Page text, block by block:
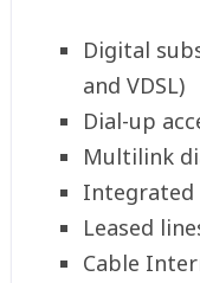
Digital
and VDSL)
Dial-up
Multilink
Integrated
Leased
Cable